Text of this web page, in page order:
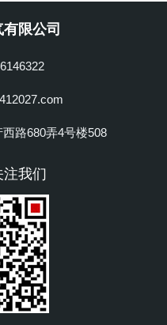
限公司
路680弄4号楼508
我们